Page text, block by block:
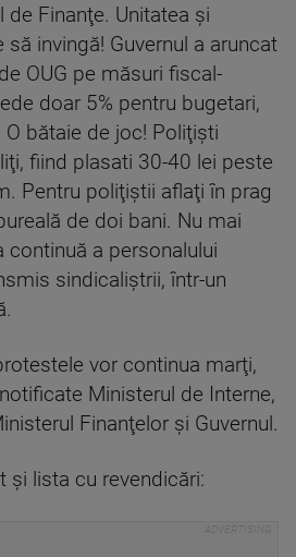
Finanţe. Unitatea şi
invingă! Guvernul a aruncat
OUG pe măsuri fiscal-
doar 5% pentru bugetari,
bătaie de joc! Poliţişti
fiind plasati 30-40 lei peste
Pentru poliţiştii aflaţi în prag
de doi bani. Nu mai
continuă a personalului
sindicaliştrii, într-un
vor continua marţi,
Ministerul de Interne,
Finanţelor şi Guvernul.
şi lista cu revendicări: